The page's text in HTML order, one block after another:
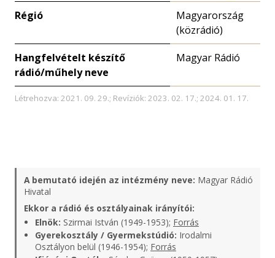
Régió
Magyarország
(közrádió)
Hangfelvételt készítő
rádió/műhely neve
Magyar Rádió
Létrehozva: 2021. 09. 29.; Revíziók: 2023. 02. 17.; 2024. 01. 17.
A bemutató idején az intézmény neve: Magyar Rádió
Hivatal
Ekkor a rádió és osztályainak irányítói:
Elnök: Szirmai István (1949-1953); Forrás
Gyerekosztály / Gyermekstúdió: Irodalmi
Osztályon belül (1946-1954); Forrás